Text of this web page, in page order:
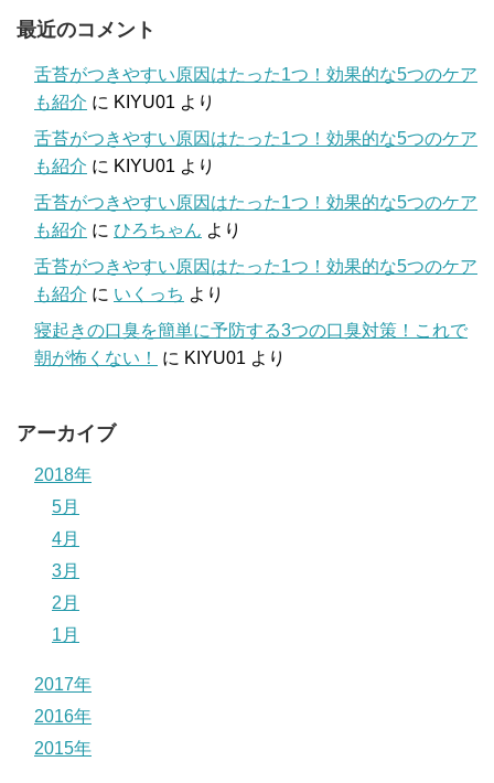
最近のコメント
舌苔がつきやすい原因はたった1つ！効果的な5つのケア
も紹介 に KIYU01 より
舌苔がつきやすい原因はたった1つ！効果的な5つのケア
も紹介 に KIYU01 より
舌苔がつきやすい原因はたった1つ！効果的な5つのケア
も紹介 に ひろちゃん より
舌苔がつきやすい原因はたった1つ！効果的な5つのケア
も紹介 に いくっち より
寝起きの口臭を簡単に予防する3つの口臭対策！これで
朝が怖くない！
に KIYU01 より
アーカイブ
2018年
5月
4月
3月
2月
1月
2017年
2016年
2015年